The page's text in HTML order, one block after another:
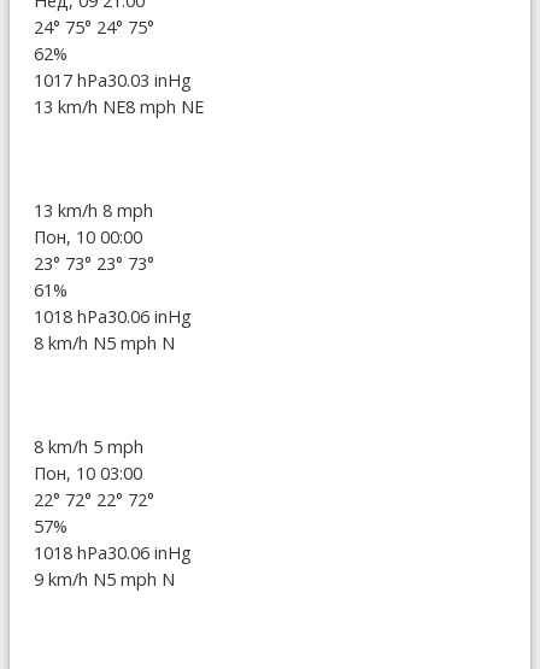
24° 75° 24° 75°
62%
1017 hPa30.03 inHg
13 km/h NE8 mph NE
13 km/h 8 mph
Пон, 10 00:00
23° 73° 23° 73°
61%
1018 hPa30.06 inHg
8 km/h N5 mph N
8 km/h 5 mph
Пон, 10 03:00
22° 72° 22° 72°
57%
1018 hPa30.06 inHg
9 km/h N5 mph N